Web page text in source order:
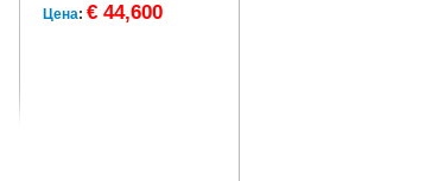
Цена: € 44,600